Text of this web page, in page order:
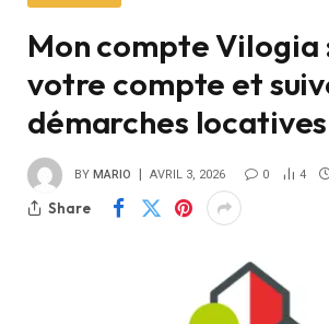
Mon compte Vilogia
votre compte et
démarches locatives
BY MARIO AVRIL 3, 2026 0 4
Share